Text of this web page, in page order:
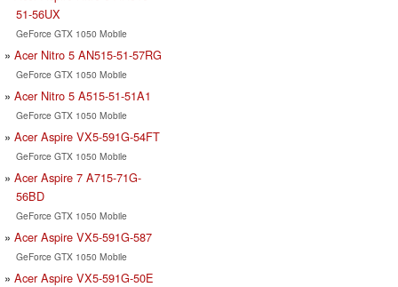
51-56UX
GeForce GTX 1050 Mobile
Acer Nitro 5 AN515-51-57RG
GeForce GTX 1050 Mobile
Acer Nitro 5 A515-51-51A1
GeForce GTX 1050 Mobile
Acer Aspire VX5-591G-54FT
GeForce GTX 1050 Mobile
Acer Aspire 7 A715-71G-
56BD
GeForce GTX 1050 Mobile
Acer Aspire VX5-591G-587
GeForce GTX 1050 Mobile
Acer Aspire VX5-591G-50E